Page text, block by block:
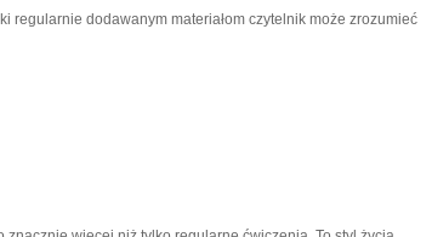
regularnie dodawanym materiałom czytelnik może zrozumieć